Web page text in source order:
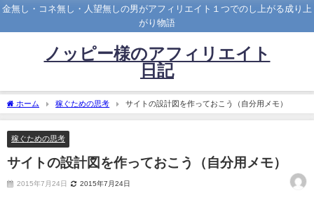
金無し・コネ無し・人望無しの男がアフィリエイト１つでのし上がる成り上
がり物語
ノッピー様のアフィリエイト
日記
ホーム 稼ぐための思考 サイトの設計図を作っておこう（自分用メモ）
稼ぐための思考
サイトの設計図を作っておこう（自分用メモ）
2015年7月24日 2015年7月24日